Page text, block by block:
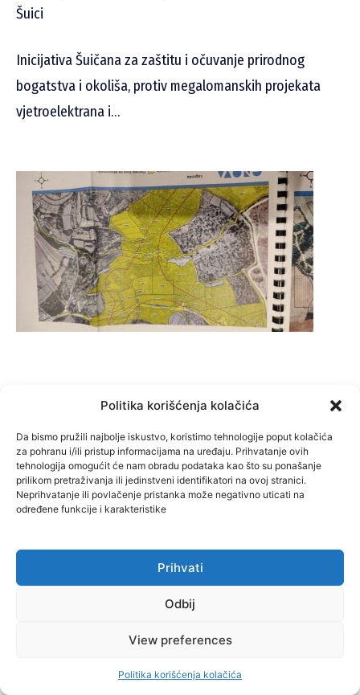
Politika korišćenja kolačića
Da bismo pružili najbolje iskustvo, koristimo tehnologije poput kolačića
za pohranu i/ili pristup informacijama na uređaju. Prihvatanje ovih
tehnologija omogućit će nam obradu podataka kao što su ponašanje
prilikom pretraživanja ili jedinstveni identifikatori na ovoj stranici.
Neprihvatanje ili povlačenje pristanka može negativno uticati na
određene funkcije i karakteristike
Prihvati
Odbij
View preferences
Politika korišćenja kolačića
Šuici
Inicijativa Šuičana za zaštitu i očuvanje prirodnog
bogatstva i okoliša, protiv megalomanskih projekata
vjetroelektrana i…
ODVJETNICI INVESTITORA DEMANTIRAJU AKTIVISTE
očigledne manipulacije’
Nakon što smo jučer prenijeli kratku informaciju sa
FENA-e (Federalne novinske agencije) kako su se iz
Ureda gradonačelnika Mostara…
Najnovije